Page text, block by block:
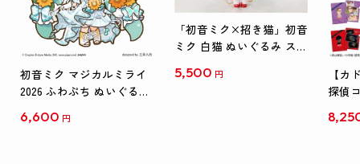
初音ミク マジカルミライ
2026 ふわぷち ぬいぐるみ
6,600 円
「初音ミク×招き猫」初音
ミク 白猫 ぬいぐるみ スタ
5,500 円
【カ
探偵
クリ